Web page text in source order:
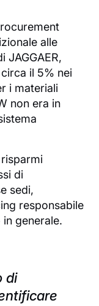
alle
JAGGAER,
il 5% nei
i materiali
non era in
di
sedi,
responsabile
generale.
di